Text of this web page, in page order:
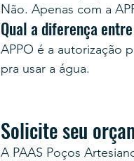
Não. Apenas com a
Qual a diferença
APPO é a autorização
pra usar a água.
Solicite seu
A PAAS Poços